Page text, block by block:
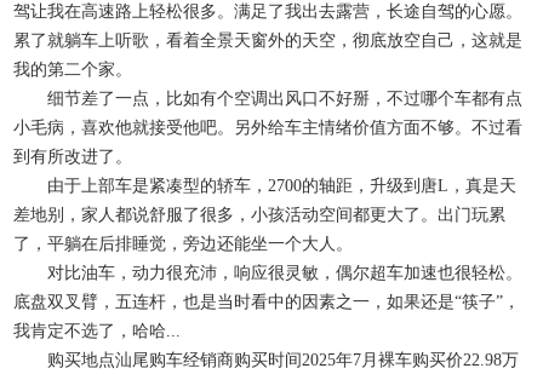
驾让我在高速路上轻松很多。满足了我出去露营，长途自驾的心愿。
累了就躺车上听歌，看着全景天窗外的天空，彻底放空自己，这就是
我的第二个家。
细节差了一点，比如有个空调出风口不好掰，不过哪个车都有点
小毛病，喜欢他就接受他吧。另外给车主情绪价值方面不够。不过看
到有所改进了。
由于上部车是紧凑型的轿车，2700的轴距，升级到唐L，真是天
差地别，家人都说舒服了很多，小孩活动空间都更大了。出门玩累
了，平躺在后排睡觉，旁边还能坐一个大人。
对比油车，动力很充沛，响应很灵敏，偶尔超车加速也很轻松。
底盘双叉臂，五连杆，也是当时看中的因素之一，如果还是“筷子”，
我肯定不选了，哈哈...
购买地点汕尾购车经销商购买时间2025年7月裸车购买价22.98万